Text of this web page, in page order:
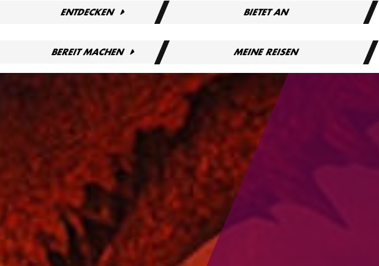
ENTDECKEN BIETET AN
BEREIT MACHEN MEINE REISEN